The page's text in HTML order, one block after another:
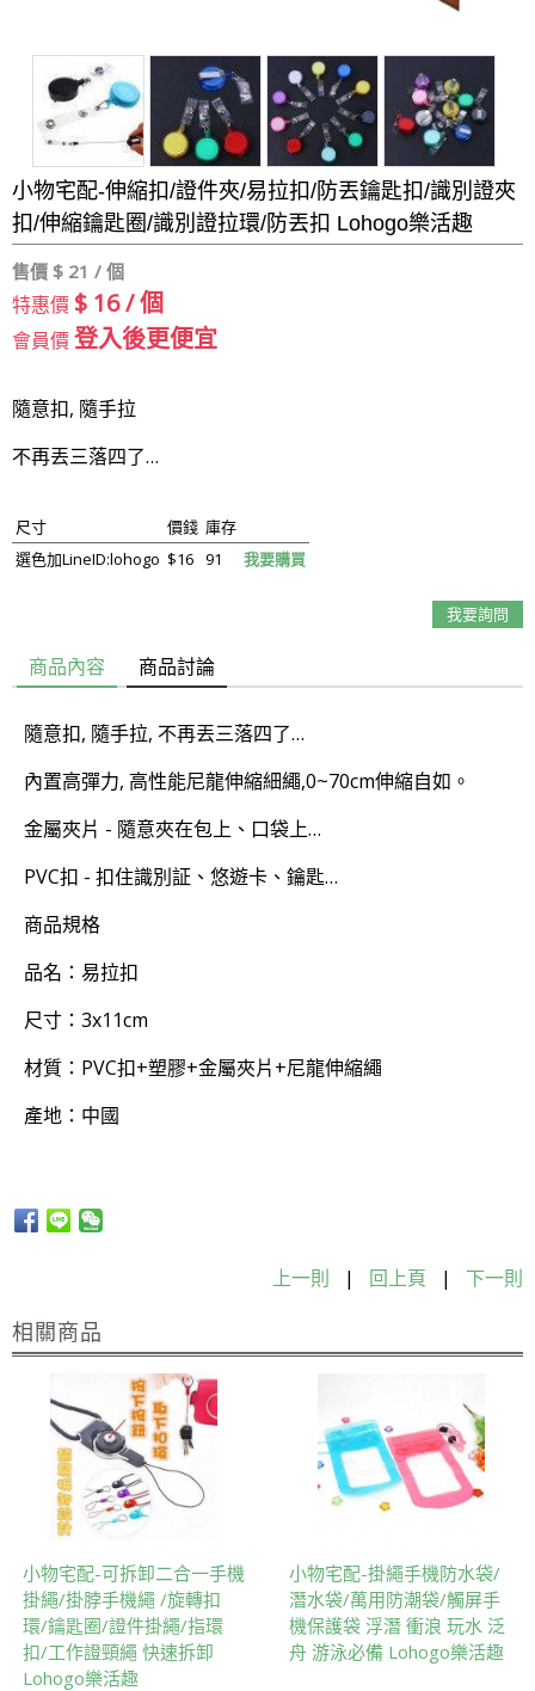
小物宅配-伸縮扣/證件夾/易拉扣/防丟鑰匙扣/識別證夾
扣/伸縮鑰匙圈/識別證拉環/防丟扣 Lohogo樂活趣
售價 $ 21 / 個
特惠價 $ 16 / 個
會員價登入後更便宜
隨意扣, 隨手拉
不再丟三落四了…
尺寸 價錢 庫存
選色加LineID:lohogo $16 91 我要購買
我要詢問
商品內容 商品討論
隨意扣, 隨手拉, 不再丟三落四了…
內置高彈力, 高性能尼龍伸縮細繩,0~70cm伸縮自如。
金屬夾片 - 隨意夾在包上、口袋上…
PVC扣 - 扣住識別証、悠遊卡、鑰匙…
商品規格
品名：易拉扣
尺寸：3x11cm
材質：PVC扣+塑膠+金屬夾片+尼龍伸縮繩
產地：中國
上一則 | 回上頁 | 下一則
相關商品
小物宅配-可拆卸二合一手機
掛繩/掛脖手機繩 /旋轉扣
環/鑰匙圈/證件掛繩/指環
扣/工作證頸繩 快速拆卸
Lohogo樂活趣
小物宅配-掛繩手機防水袋/
潛水袋/萬用防潮袋/觸屏手
機保護袋 浮潛 衝浪 玩水 泛
舟 游泳必備 Lohogo樂活趣